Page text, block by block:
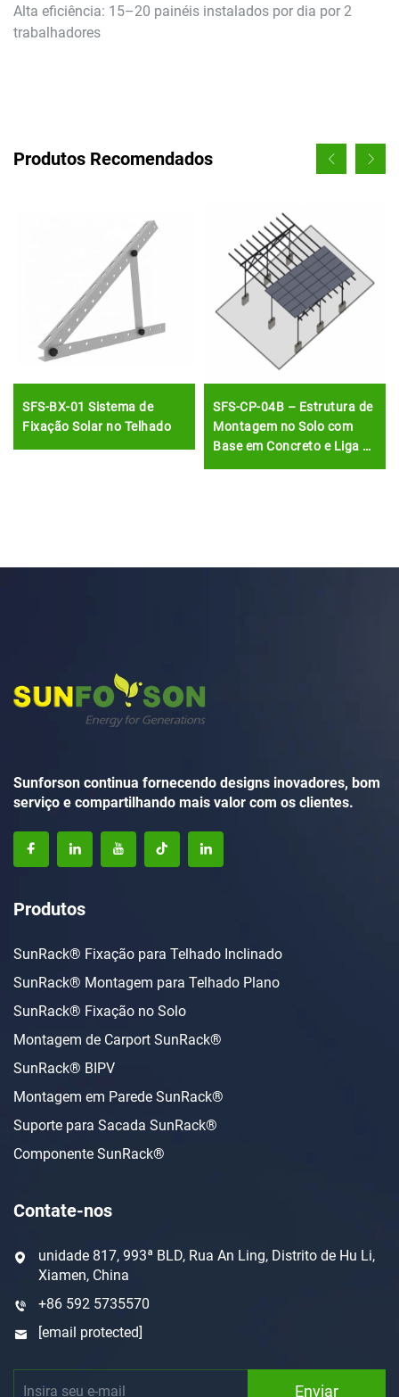
Alta eficiência: 15–20 painéis instalados por dia por 2
trabalhadores
Produtos Recomendados
SFS-BX-01 Sistema de
Fixação Solar no Telhado
SFS-CP-04B – Estrutura de
Montagem no Solo com
Base em Concreto e Liga de
Sunforson continua fornecendo designs inovadores, bom
serviço e compartilhando mais valor com os clientes.
Produtos
SunRack® Fixação para Telhado Inclinado
SunRack® Montagem para Telhado Plano
SunRack® Fixação no Solo
Montagem de Carport SunRack®
SunRack® BIPV
Montagem em Parede SunRack®
Suporte para Sacada SunRack®
Componente SunRack®
Contate-nos
unidade 817, 993ª BLD, Rua An Ling, Distrito de Hu Li,
Xiamen, China
+86 592 5735570
[email protected]
Enviar